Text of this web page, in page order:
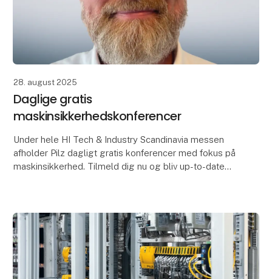
28. august 2025
Daglige gratis
maskinsikkerhedskonferencer
Under hele HI Tech & Industry Scandinavia messen
afholder Pilz dagligt gratis konferencer med fokus på
maskinsikkerhed. Tilmeld dig nu og bliv up-to-date